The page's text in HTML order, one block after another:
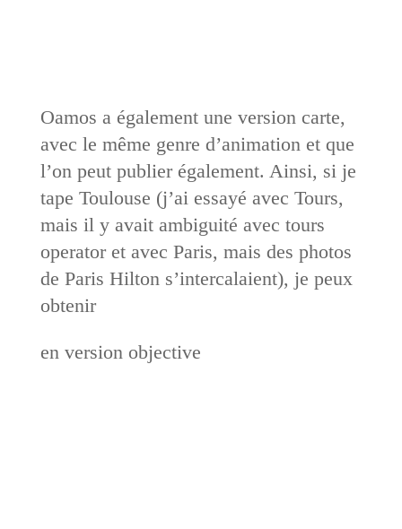
Oamos a également une version carte,
avec le même genre d’animation et que
l’on peut publier également. Ainsi, si je
tape Toulouse (j’ai essayé avec Tours,
mais il y avait ambiguité avec tours
operator et avec Paris, mais des photos
de Paris Hilton s’intercalaient), je peux
obtenir
en version objective